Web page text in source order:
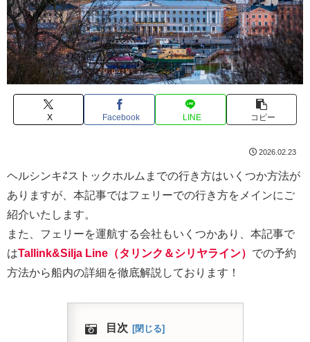
X Facebook LINE コピー
2026.02.23
ヘルシンキ⇄ストックホルムまでの行き方はいくつか方法が
ありますが、本記事ではフェリーでの行き方をメインにご
紹介いたします。
また、フェリーを運航する会社もいくつかあり、本記事で
はTallink&Silja Line（タリンク＆シリヤライン） での予約
方法から船内の詳細を徹底解説しております！
目次